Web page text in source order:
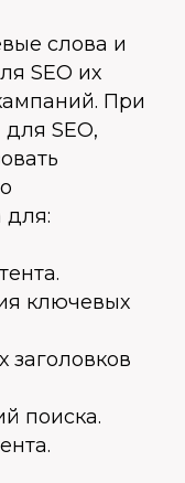
слова и
SEO их
При
SEO,
для:
ключевых
заголовков
поиска.